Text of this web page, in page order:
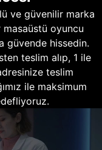
ve güvenilir marka
oyuncu
güvende hissedin.
teslim alıp, 1 ile
teslim
ile maksimum